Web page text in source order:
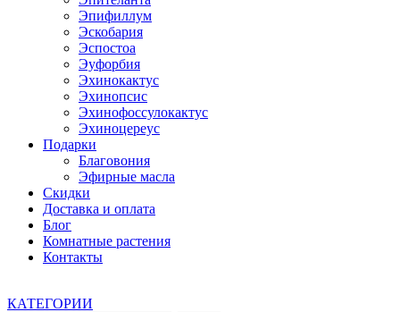
Эпифиллум
Эскобария
Эспостоа
Эуфорбия
Эхинокактус
Эхинопсис
Эхинофоссулокактус
Эхиноцереус
Подарки
Благовония
Эфирные масла
Скидки
Доставка и оплата
Блог
Комнатные растения
Контакты
КАТЕГОРИИ